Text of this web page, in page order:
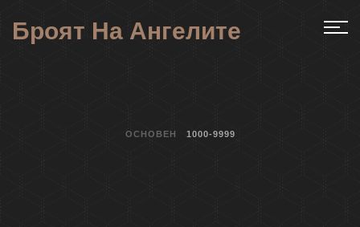
Броят На Ангелите
ОСНОВЕН 1000-9999